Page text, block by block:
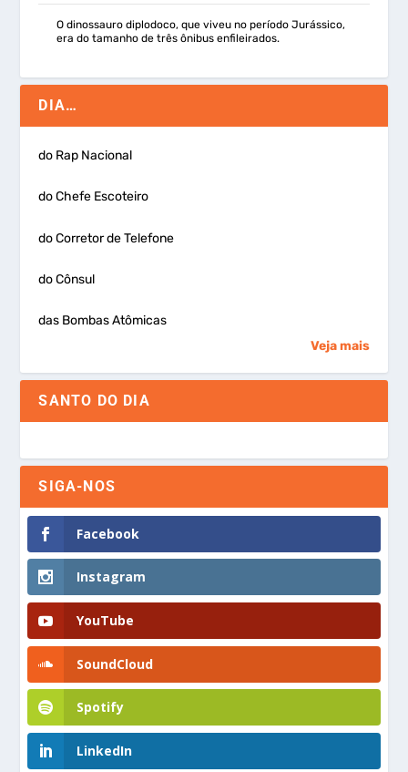
O dinossauro diplodoco, que viveu no período Jurássico,
era do tamanho de três ônibus enfileirados.
DIA…
do Rap Nacional
do Chefe Escoteiro
do Corretor de Telefone
do Cônsul
das Bombas Atômicas
Veja mais
SANTO DO DIA
SIGA-NOS
Facebook
Instagram
YouTube
SoundCloud
Spotify
LinkedIn